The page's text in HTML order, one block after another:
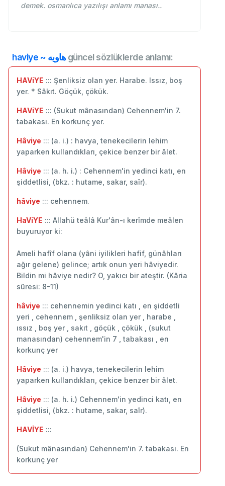
demek. osmanlıca yazılışı anlamı manası..
haviye ~ هاویه güncel sözlüklerde anlamı:
HAViYE ::: Şenliksiz olan yer. Harabe. Issız, boş
yer. * Sâkıt. Göçük, çökük.
HAViYE ::: (Sukut mânasından) Cehennem'in 7.
tabakası. En korkunç yer.
Hâviye ::: (a. i.) : havya, tenekecilerin lehim
yaparken kullandıkları, çekice benzer bir âlet.
Hâviye ::: (a. h. i.) : Cehennem'in yedinci katı, en
şiddetlisi, (bkz. : hutame, sakar, saîr).
hâviye ::: cehennem.
HaViYE ::: Allahü teâlâ Kur'ân-ı kerîmde meâlen
buyuruyor ki:
Ameli hafîf olana (yâni iyilikleri hafif, günâhları
ağır gelene) gelince; artık onun yeri hâviyedir.
Bildin mi hâviye nedir? O, yakıcı bir ateştir. (Kâria
sûresi: 8-11)
hâviye ::: cehennemin yedinci katı , en şiddetli
yeri , cehennem , şenliksiz olan yer , harabe ,
ıssız , boş yer , sakıt , göçük , çökük , (sukut
manasından) cehennem'in 7 , tabakası , en
korkunç yer
Hâviye ::: (a. i.) havya, tenekecilerin lehim
yaparken kullandıkları, çekice benzer bir âlet.
Hâviye ::: (a. h. i.) Cehennem'in yedinci katı, en
şiddetlisi, (bkz. : hutame, sakar, saîr).
HAVİYE :::
(Sukut mânasından) Cehennem'in 7. tabakası. En
korkunç yer